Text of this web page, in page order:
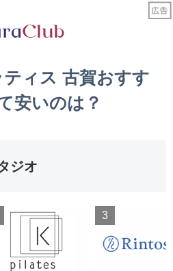
ティス 古賀おすす
安いのは？
ジオ
3